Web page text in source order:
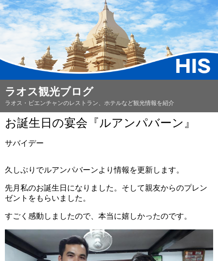
ラオス観光ブログ
ラオス・ビエンチャンのレストラン、ホテルなど観光情報を紹介
お誕生日の宴会『ルアンパバーン』
サバイデー
久しぶりでルアンパバーンより情報を更新します。
先月私のお誕生日になりました。そして親友からのプレン
ゼントをもらいました。
すごく感動しましたので、本当に嬉しかったのです。